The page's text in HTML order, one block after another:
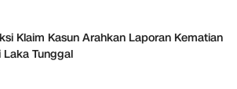
Klaim Kasun Arahkan Laporan Kematian
Tunggal